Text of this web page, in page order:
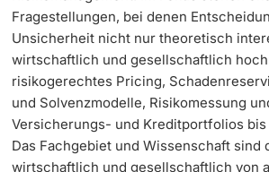
Universitätsbibliothek Basel
Lernbörse
Lernräume
Fragestellungen, bei denen
Unsicherheit nicht nur theoretisch
wirtschaftlich und gesellschaftlich
risikogerechtes Pricing,
und Solvenzmodelle, Risikomessung
Versicherungs- und Kreditportfolios bis
Das Fachgebiet und Wissenschaft sind
wirtschaftlich und gesellschaftlich von